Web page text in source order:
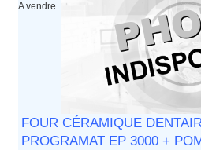
A vendre
FOUR CÉRAMIQUE
PROGRAMAT EP 3000 +